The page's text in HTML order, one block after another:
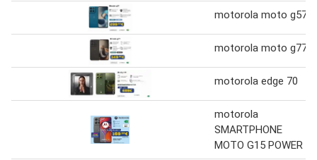
motorola moto g57
motorola moto g77
motorola edge 70
motorola
SMARTPHONE
MOTO G15 POWER